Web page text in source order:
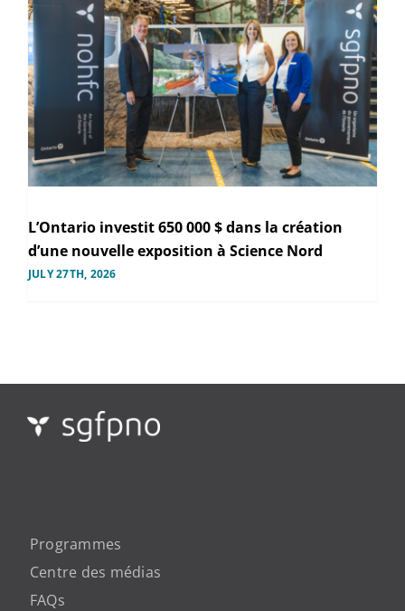
L’Ontario investit 650 000 $ dans la création
d’une nouvelle exposition à Science Nord
JULY 27TH, 2026
Programmes
Centre des médias
FAQs